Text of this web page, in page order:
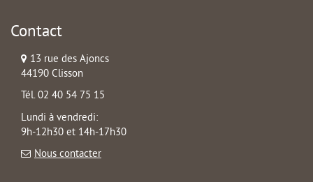
Contact
13 rue des Ajoncs
44190 Clisson
Tél. 02 40 54 75 15
Lundi à vendredi:
9h-12h30 et 14h-17h30
Nous contacter